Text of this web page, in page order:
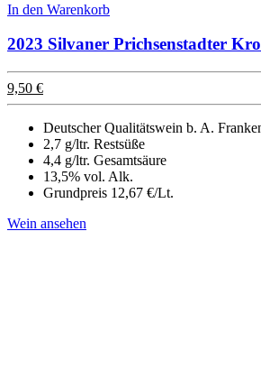
In den Warenkorb
2023 Silvaner Prichsenstadter
9,50 €
Deutscher Qualitätswein b. A.
2,7 g/ltr. Restsüße
4,4 g/ltr. Gesamtsäure
13,5% vol. Alk.
Grundpreis 12,67 €/Lt.
Wein ansehen